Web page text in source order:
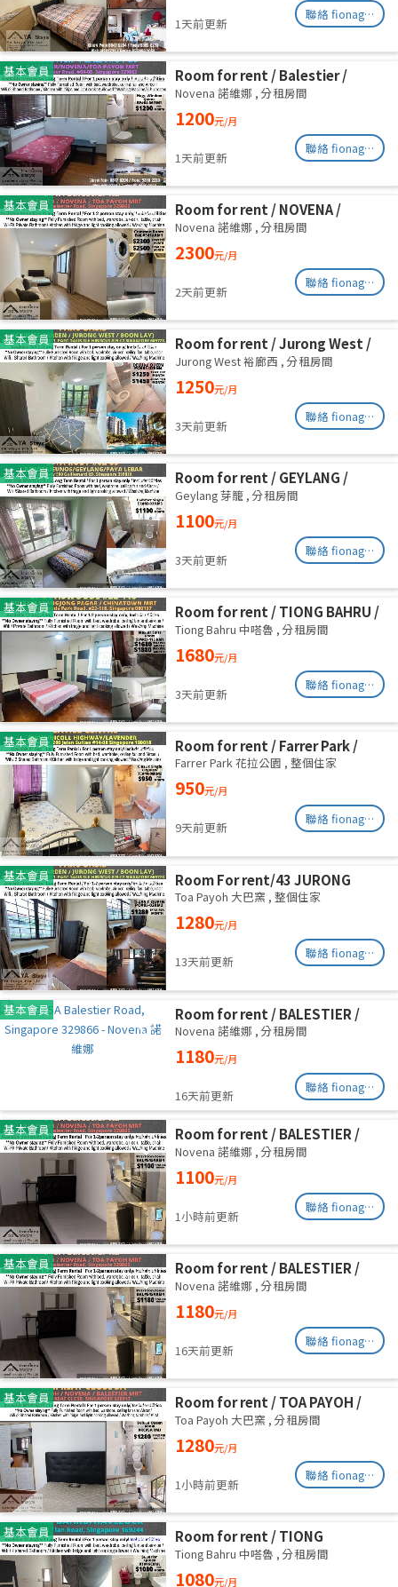
1天前更新
聯絡 fionag@transinex.com.sg
基本會員
Room for rent / Balestier /
Common room / 1pax stay /
Available Immediately
Novena 諾維娜 , 分租房間
1200元/月
1天前更新
聯絡 fionag@transinex.com.sg
基本會員
Room for rent / NOVENA /
Master room / 2,3 pax stay /
Available Immediately
Novena 諾維娜 , 分租房間
2300元/月
2天前更新
聯絡 fionag@transinex.com.sg
基本會員
Room for rent / Jurong West /
Common room / 1pax stay /
Available Oct 2
Jurong West 裕廊西 , 分租房間
1250元/月
3天前更新
聯絡 fionag@transinex.com.sg
基本會員
Room for rent / GEYLANG /
Common room / 1pax stay /
Available Immediately
Geylang 芽籠 , 分租房間
1100元/月
3天前更新
聯絡 fionag@transinex.com.sg
基本會員
Room for rent / TIONG BAHRU /
Master room / 1pax stay /
Available 17 August
Tiong Bahru 中嗒魯 , 分租房間
1680元/月
3天前更新
聯絡 fionag@transinex.com.sg
基本會員
Room for rent / Farrer Park /
Serangoon / Common room /
1pax stay / Available 27 Aug
Farrer Park 花拉公園 , 整個住家
950元/月
9天前更新
聯絡 fionag@transinex.com.sg
基本會員
Room For rent/43 JURONG
EAST AVENUE 1, PARC OASIS
BLK HIBISCUS 60977
Road/commen /for 1pax/
Available Immediate
Toa Payoh 大巴窯 , 整個住家
1280元/月
13天前更新
聯絡 fionag@transinex.com.sg
基本會員
Room for rent / BALESTIER /
NOVENA / Common room / 1pax
stay / Available immediate
Novena 諾維娜 , 分租房間
1180元/月
16天前更新
聯絡 fionag@transinex.com.sg
基本會員
Room for rent / BALESTIER /
NOVENA / Common room / 1pax
stay / Available immediate
Novena 諾維娜 , 分租房間
1100元/月
1小時前更新
聯絡 fionag@transinex.com.sg
基本會員
Room for rent / BALESTIER /
NOVENA / Common room / 1pax
stay / Available immediate
Novena 諾維娜 , 分租房間
1180元/月
16天前更新
聯絡 fionag@transinex.com.sg
基本會員
Room for rent / TOA PAYOH /
NOVENA / Common room / 1pax
stay / Available immediate
Toa Payoh 大巴窯 , 分租房間
1280元/月
1小時前更新
聯絡 fionag@transinex.com.sg
基本會員
Room for rent / TIONG
BAHRU/HAVELOCK / Common
room / 1pax stay / Available 13
Tiong Bahru 中嗒魯 , 分租房間
1080元/月